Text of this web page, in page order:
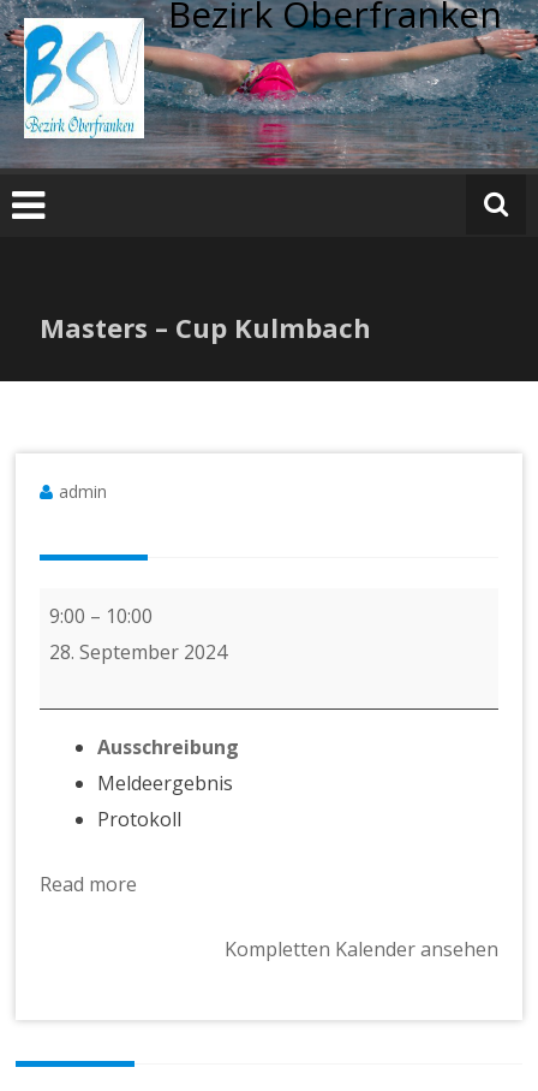
Zum
Inhalt
springen
Bezirk Oberfranken
Masters – Cup Kulmbach
admin
Masters
Kulmbach
9:00 – 10:00
28. September 2024
Ausschreibung
Meldeergebnis
Protokoll
Read more
Kompletten Kalender ansehen